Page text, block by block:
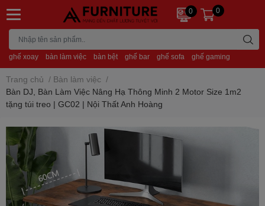
ghế xoay bàn làm việc bàn bệt ghế bar ghế sofa ghế gaming
0 0
Trang chủ / Bàn làm việc /
Bàn DJ, Bàn Làm Việc Nâng Hạ Thông Minh 2 Motor Size 1m2
tặng túi treo | GC02 | Nội Thất Anh Hoàng